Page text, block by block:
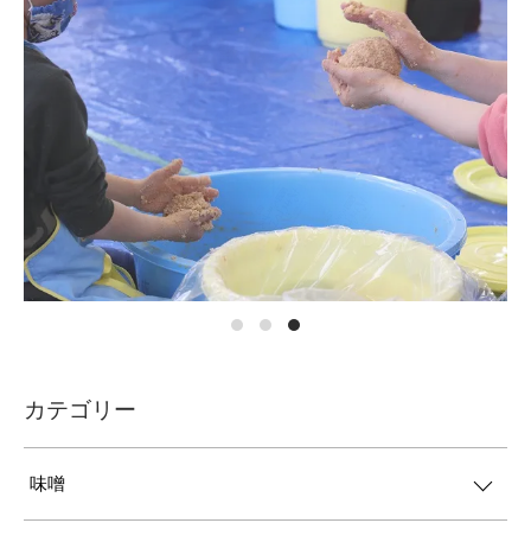
カテゴリー
味噌